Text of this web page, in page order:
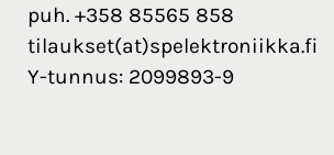
puh. +358 85565 858
tilaukset(at)spelektroniikka.fi
Y-tunnus: 2099893-9